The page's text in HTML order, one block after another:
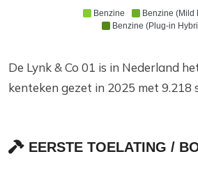
Benzine
Benzine (Mild
Benzine (Plug-in
De Lynk & Co 01 is in Nederland
kenteken gezet in 2025 met 9.218
EERSTE TOELATING /